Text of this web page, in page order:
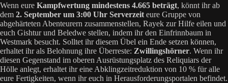
Wenn eure Kampfwertung mindestens 4.665 beträgt, könnt ihr ab
dem 2. September um 3:00 Uhr Serverzeit eure Gruppe von
abgehärteten Abenteurern zusammenstellen, Rayek zur Hilfe eilen und
euch Gishtur und Beledwe stellen, indem ihr den Einfrinnbaum in
Westmark besucht. Solltet ihr diesem Übel ein Ende setzen können,
erhaltet ihr als Belohnung ihre Überreste: Zwillingshörner. Wenn ihr
diesen Gegenstand im oberen Ausrüstungsplatz des Reliquiars der
Hölle anlegt, erhaltet ihr eine Abklingzeitreduktion von 10 % für alle
eure Fertigkeiten, wenn ihr euch in Herausforderungsportalen befindet.